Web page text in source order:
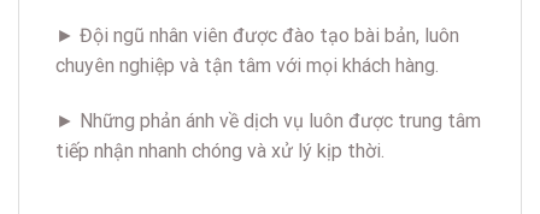
► Đội ngũ nhân viên được đào tạo bài bản, luôn
chuyên nghiệp và tận tâm với mọi khách hàng.
► Những phản ánh về dịch vụ luôn được trung tâm
tiếp nhận nhanh chóng và xử lý kịp thời.